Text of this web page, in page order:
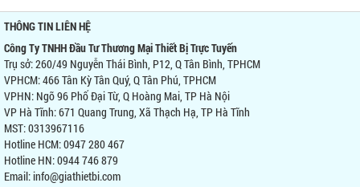
THÔNG TIN LIÊN HỆ
Công Ty TNHH Đầu Tư Thương Mại Thiết Bị Trực Tuyến
Trụ sở: 260/49 Nguyễn Thái Bình, P12, Q Tân Bình, TPHCM
VPHCM: 466 Tân Kỳ Tân Quý, Q Tân Phú, TPHCM
VPHN: Ngõ 96 Phố Đại Từ, Q Hoàng Mai, TP Hà Nội
VP Hà Tĩnh: 671 Quang Trung, Xã Thạch Hạ, TP Hà Tĩnh
MST: 0313967116
Hotline HCM: 0947 280 467
Hotline HN: 0944 746 879
Email: info@giathietbi.com